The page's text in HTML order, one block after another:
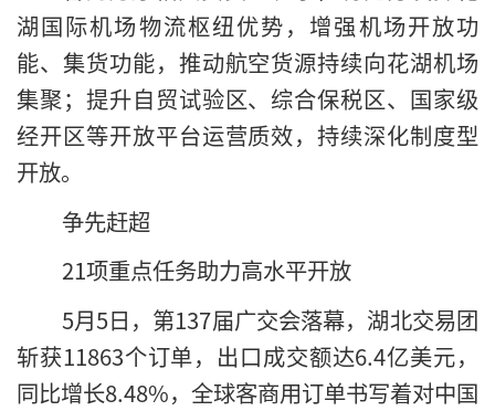
湖国际机场物流枢纽优势，增强机场开放功
能、集货功能，推动航空货源持续向花湖机场
集聚；提升自贸试验区、综合保税区、国家级
经开区等开放平台运营质效，持续深化制度型
开放。
争先赶超
21项重点任务助力高水平开放
5月5日，第137届广交会落幕，湖北交易团
斩获11863个订单，出口成交额达6.4亿美元，
同比增长8.48%，全球客商用订单书写着对中国